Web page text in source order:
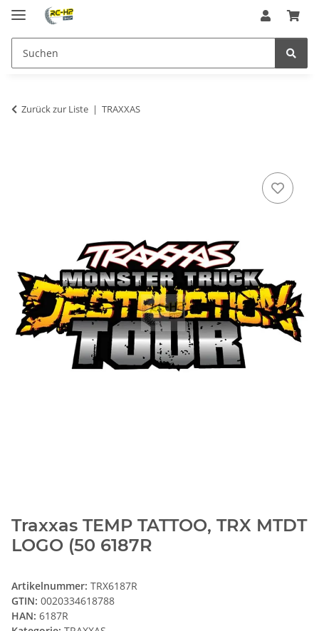
Zurück zur Liste TRAXXAS
Traxxas TEMP TATTOO, TRX MTDT
LOGO (50 6187R
Artikelnummer: TRX6187R
GTIN: 0020334618788
HAN: 6187R